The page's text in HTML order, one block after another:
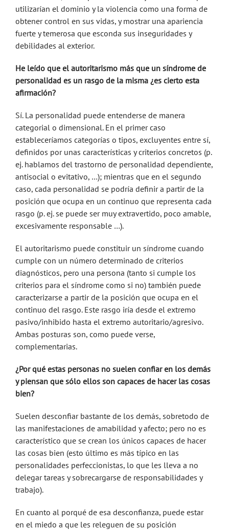
utilizarían el dominio y la violencia como una forma de
obtener control en sus vidas, y mostrar una apariencia
fuerte y temerosa que esconda sus inseguridades y
debilidades al exterior.
He leído que el autoritarismo más que un síndrome de
personalidad es un rasgo de la misma ¿es cierto esta
afirmación?
Sí. La personalidad puede entenderse de manera
categorial o dimensional. En el primer caso
estableceríamos categorías o tipos, excluyentes entre sí,
definidos por unas características y criterios concretos (p.
ej. hablamos del trastorno de personalidad dependiente,
antisocial o evitativo, …); mientras que en el segundo
caso, cada personalidad se podría definir a partir de la
posición que ocupa en un continuo que representa cada
rasgo (p. ej. se puede ser muy extravertido, poco amable,
excesivamente responsable …).
El autoritarismo puede constituir un síndrome cuando
cumple con un número determinado de criterios
diagnósticos, pero una persona (tanto si cumple los
criterios para el síndrome como si no) también puede
caracterizarse a partir de la posición que ocupa en el
continuo del rasgo. Este rasgo iría desde el extremo
pasivo/inhibido hasta el extremo autoritario/agresivo.
Ambas posturas son, como puede verse,
complementarias.
¿Por qué estas personas no suelen confiar en los demás
y piensan que sólo ellos son capaces de hacer las cosas
bien?
Suelen desconfiar bastante de los demás, sobretodo de
las manifestaciones de amabilidad y afecto; pero no es
característico que se crean los únicos capaces de hacer
las cosas bien (esto último es más típico en las
personalidades perfeccionistas, lo que les lleva a no
delegar tareas y sobrecargarse de responsabilidades y
trabajo).
En cuanto al porqué de esa desconfianza, puede estar
en el miedo a que les releguen de su posición